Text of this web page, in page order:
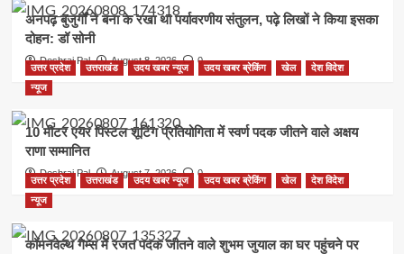
अनपढ़ बुजुर्गों ने बना के रखा था पर्यावरणीय संतुलन, पढ़े लिखों ने किया इसका
दोहन: डॉ सोनी
Deshraj Pal August 8, 2026 0
उत्तर प्रदेश उत्तराखंड उदय खबर न्यूज उदय खबर ब्रेकिंग खेल
देश विदेश
न्यूज
10 मीटर एयर पिस्टल शूटिंग प्रतियोगिता में स्वर्ण पदक जीतने वाले अक्षय
राणा सम्मानित
Deshraj Pal August 7, 2026 0
उत्तर प्रदेश उत्तराखंड उदय खबर न्यूज उदय खबर ब्रेकिंग खेल
देश विदेश
न्यूज
कॉमनवेल्थ गेम्स में रजत पदक जीतने वाले शुभम जुयाल का घर पहुंचने पर